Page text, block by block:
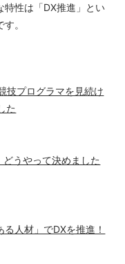
特性は「DX推進」とい
。
技プログラマを見続け
た
うやって決めました
人材」でDXを推進！